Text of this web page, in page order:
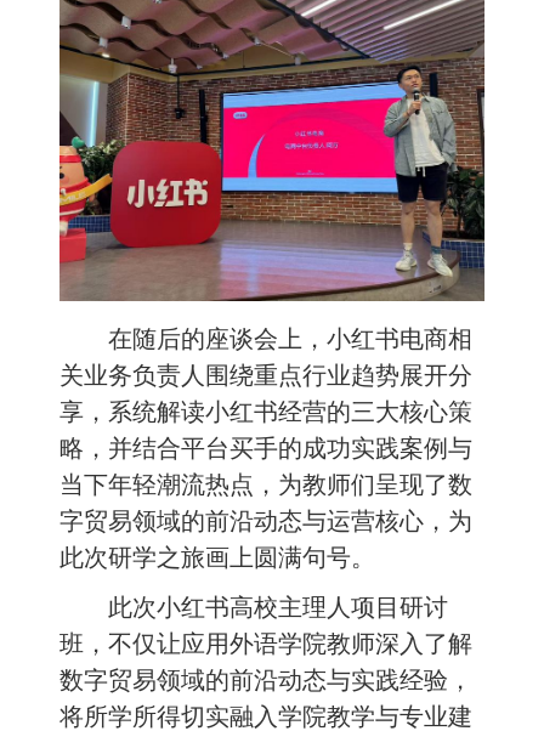
在随后的座谈会上，小红书电商相
关业务负责人围绕重点行业趋势展开分
享，系统解读小红书经营的三大核心策
略，并结合平台买手的成功实践案例与
当下年轻潮流热点，为教师们呈现了数
字贸易领域的前沿动态与运营核心，为
此次研学之旅画上圆满句号。
此次小红书高校主理人项目研讨
班，不仅让应用外语学院教师深入了解
数字贸易领域的前沿动态与实践经验，
将所学所得切实融入学院教学与专业建